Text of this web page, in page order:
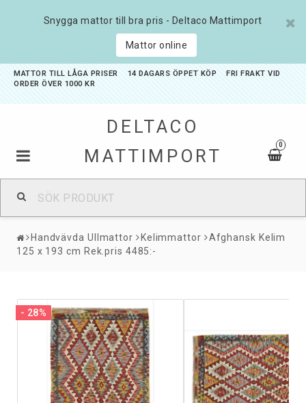
Snygga mattor till bra pris - Deltaco Mattimport
Mattor online
MATTOR TILL LÅGA PRISER 14 DAGARS ÖPPET KÖP FRI FRAKT VID
ORDER ÖVER 1000 KR
DELTACO
MATTIMPORT
0
Badrumsmattor
Barnmattor
Entrémattor
Inne och utematta
Gångmattor
Handvävda Ullmattor Kelimmattor
Afghansk Kelim
125 x 193 cm Rek.pris 4485:-
- 28%